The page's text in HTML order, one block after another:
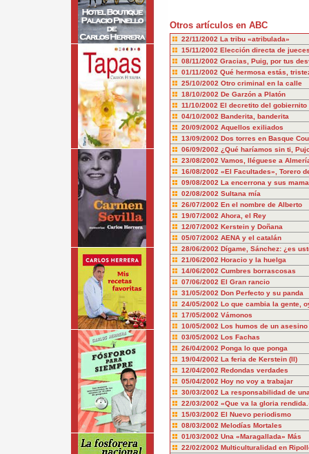
Otros artículos en ABC
22/11/2002 La tribu «atribulada»
15/11/2002 Elección directa de
08/11/2002 Gracias, Puig, por tus
01/11/2002 Qué hermosa estás,
25/10/2002 Otro criminal en la calle
18/10/2002 De Garzón a Platón
11/10/2002 El decretito del gobiernito
04/10/2002 Banderita, banderita
20/09/2002 Aquellos exiliados
13/09/2002 Dos torres en Basque
06/09/2002 ¿Qué haríamos sin ti,
23/08/2002 Vamos, lléguese a
16/08/2002 «El Facultades», Torero
09/08/2002 La encerrona y sus
02/08/2002 Sultana mía
26/07/2002 En el nombre de Alberto
19/07/2002 Ahora, el Rey
12/07/2002 Kerstein y Doñana
05/07/2002 AENA y el catalán
28/06/2002 Dígame, Sánchez: ¿es
21/06/2002 Horacio y la huelga
14/06/2002 Cumbres borrascosas
07/06/2002 El Gran rancio
31/05/2002 Don Perfecto y su panda
24/05/2002 Lo que cambia la gente,
17/05/2002 Vámonos
10/05/2002 Los humos de un asesino
03/05/2002 Los Fachas
26/04/2002 Ponga lo que ponga
19/04/2002 La feria de Kerstein (II)
12/04/2002 Redondas verdades
05/04/2002 Hoy no voy a trabajar
30/03/2002 La responsabilidad de
22/03/2002 «Que va la gloria
15/03/2002 El Nuevo periodismo
08/03/2002 Melodías Mortales
01/03/2002 Una «Maragallada» Más
22/02/2002 Multiculturalidad en